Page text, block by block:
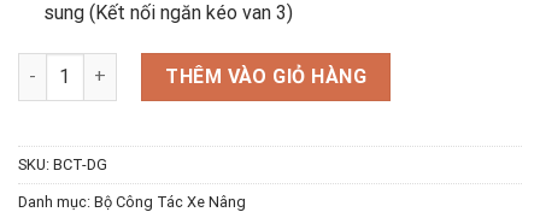
sung (Kết nối ngăn kéo van 3)
Bộ công tác dịch giá số lượngTHÊM VÀO GIỎ HÀNG
SKU: BCT-DG
Danh mục: Bộ Công Tác Xe Nâng